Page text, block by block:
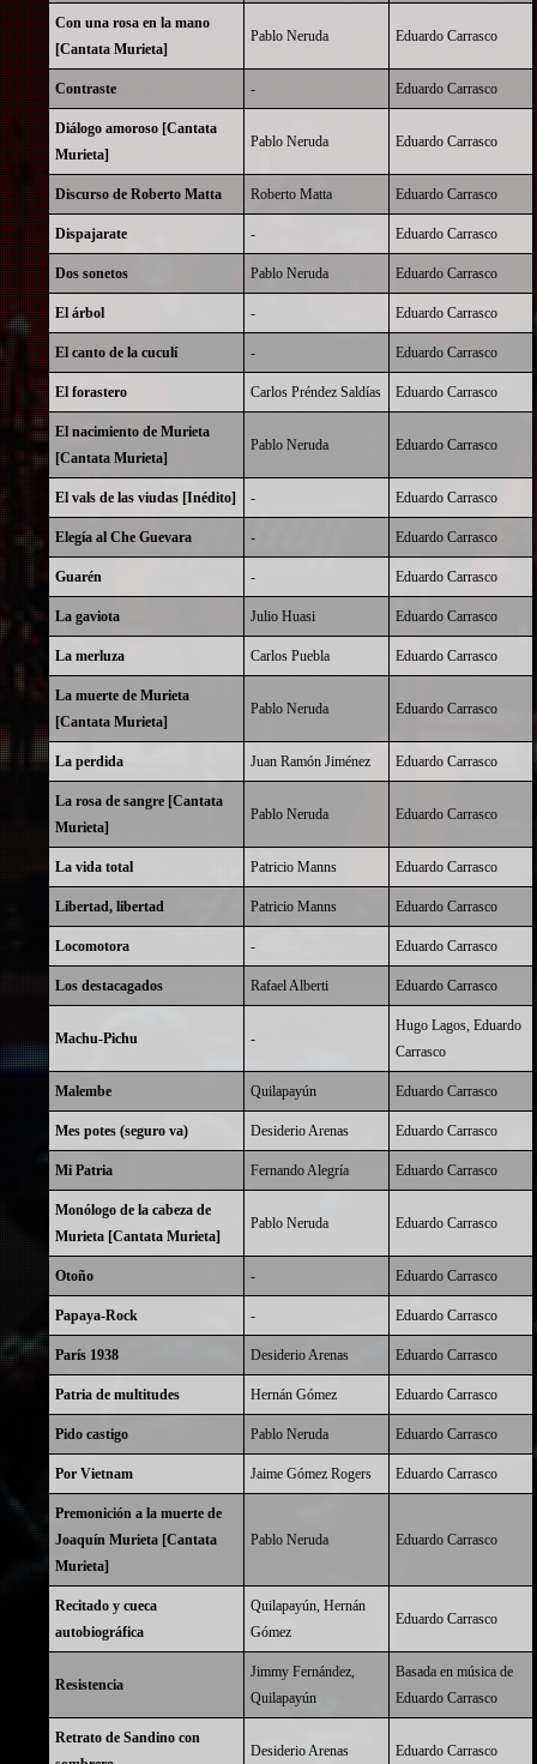
Con una rosa en la mano
[Cantata Murieta]
Pablo Neruda Eduardo Carrasco
Contraste - Eduardo Carrasco
Diálogo amoroso [Cantata
Murieta]
Pablo Neruda Eduardo Carrasco
Discurso de Roberto Matta Roberto Matta Eduardo Carrasco
Dispajarate - Eduardo Carrasco
Dos sonetos Pablo Neruda Eduardo Carrasco
El árbol - Eduardo Carrasco
El canto de la cuculí - Eduardo Carrasco
El forastero Carlos Préndez Saldías Eduardo Carrasco
El nacimiento de Murieta
[Cantata Murieta]
Pablo Neruda Eduardo Carrasco
El vals de las viudas [Inédito] - Eduardo Carrasco
Elegía al Che Guevara - Eduardo Carrasco
Guarén - Eduardo Carrasco
La gaviota Julio Huasi Eduardo Carrasco
La merluza Carlos Puebla Eduardo Carrasco
La muerte de Murieta
[Cantata Murieta]
Pablo Neruda Eduardo Carrasco
La perdida Juan Ramón Jiménez Eduardo Carrasco
La rosa de sangre [Cantata
Murieta]
Pablo Neruda Eduardo Carrasco
La vida total Patricio Manns Eduardo Carrasco
Libertad, libertad Patricio Manns Eduardo Carrasco
Locomotora - Eduardo Carrasco
Los destacagados Rafael Alberti Eduardo Carrasco
Machu-Pichu -
Hugo Lagos, Eduardo
Carrasco
Malembe Quilapayún Eduardo Carrasco
Mes potes (seguro va) Desiderio Arenas Eduardo Carrasco
Mi Patria Fernando Alegría Eduardo Carrasco
Monólogo de la cabeza de
Murieta [Cantata Murieta]
Pablo Neruda Eduardo Carrasco
Otoño - Eduardo Carrasco
Papaya-Rock - Eduardo Carrasco
París 1938 Desiderio Arenas Eduardo Carrasco
Patria de multitudes Hernán Gómez Eduardo Carrasco
Pido castigo Pablo Neruda Eduardo Carrasco
Por Vietnam Jaime Gómez Rogers Eduardo Carrasco
Premonición a la muerte de
Joaquín Murieta [Cantata
Murieta]
Pablo Neruda Eduardo Carrasco
Recitado y cueca
autobiográfica
Quilapayún, Hernán
Gómez
Eduardo Carrasco
Resistencia
Jimmy Fernández,
Quilapayún
Basada en música de
Eduardo Carrasco
Retrato de Sandino con
Desiderio Arenas Eduardo Carrasco